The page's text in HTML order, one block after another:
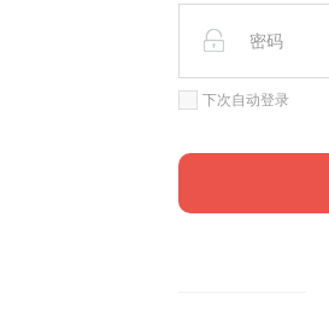
下次自动登录